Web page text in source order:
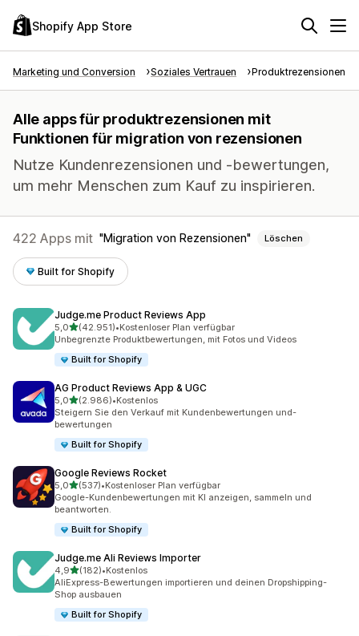
Shopify App Store
Marketing und Conversion Soziales Vertrauen Produktrezensionen
Alle apps für produktrezensionen mit
Funktionen für migration von rezensionen
Nutze Kundenrezensionen und -bewertungen,
um mehr Menschen zum Kauf zu inspirieren.
422 Apps mit Migration von Rezensionen Löschen
Built for Shopify
Judge.me Product Reviews App
5,0von 5 Sternen
(42.951)
42951 Rezensionen insgesamt
•Kostenloser Plan verfügbar
Unbegrenzte Produktbewertungen, mit Fotos und Videos
Built for Shopify
AG Product Reviews App & UGC
5,0von 5 Sternen
(2.986)
2986 Rezensionen insgesamt
•Kostenlos
Steigern Sie den Verkauf mit Kundenbewertungen und-
bewertungen
Built for Shopify
Google Reviews Rocket
5,0von 5 Sternen
(537)
537 Rezensionen insgesamt
•Kostenloser Plan verfügbar
Google-Kundenbewertungen mit KI anzeigen, sammeln und
beantworten.
Built for Shopify
Judge.me Ali Reviews Importer
4,9von 5 Sternen
(182)
182 Rezensionen insgesamt
•Kostenlos
AliExpress-Bewertungen importieren und deinen Dropshipping-
Shop ausbauen
Built for Shopify